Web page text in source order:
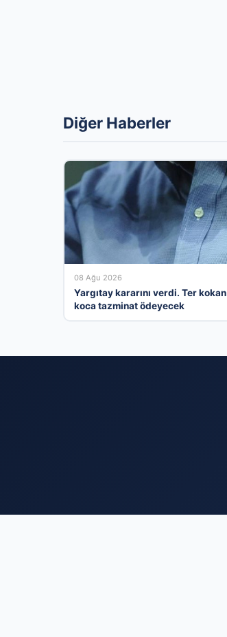
Diğer Haberler
08 Ağu 2026
Yargıtay kararını verdi. Ter kokan
koca tazminat ödeyecek